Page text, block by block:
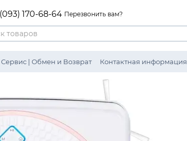
170-68-64 Перезвонить вам?
Сервис | Обмен и Возврат Контактная информация